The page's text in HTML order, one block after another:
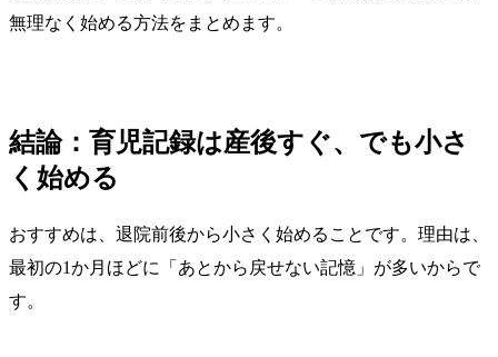
無理なく始める方法をまとめます。
結論：育児記録は産後すぐ、でも小さ
く始める
おすすめは、退院前後から小さく始めることです。理由は、
最初の1か月ほどに「あとから戻せない記憶」が多いからで
す。